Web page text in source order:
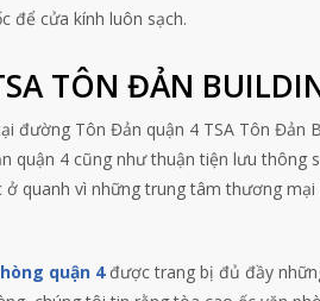
để cửa kính luôn sạch.
TÔN ĐẢN
đường Tôn Đản quận 4 TSA Tôn Đản
quận 4 cũng như thuận tiện lưu thông
quanh vì những trung tâm thương
quận 4được trang bị đủ đầy